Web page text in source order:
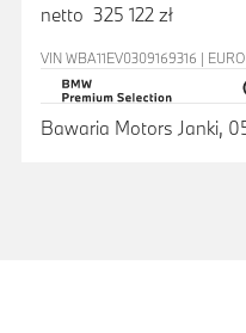
netto 325 122 zł
VIN WBA11EV0309169316 |
Bawaria Motors Janki,